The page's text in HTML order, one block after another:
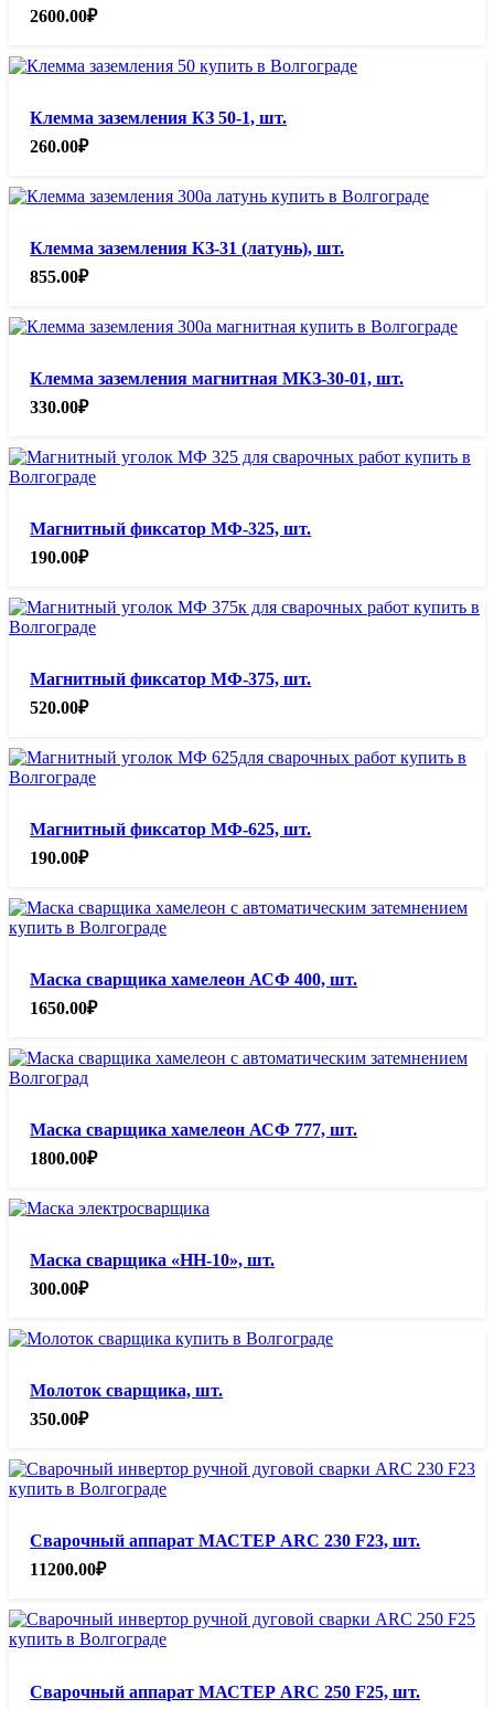
2600.00₽
Клемма заземления КЗ 50-1, шт.
260.00₽
Клемма заземления КЗ-31 (латунь), шт.
855.00₽
Клемма заземления магнитная МКЗ-30-01, шт.
330.00₽
Магнитный фиксатор МФ-325, шт.
190.00₽
Магнитный фиксатор МФ-375, шт.
520.00₽
Магнитный фиксатор МФ-625, шт.
190.00₽
Маска сварщика хамелеон АСФ 400, шт.
1650.00₽
Маска сварщика хамелеон АСФ 777, шт.
1800.00₽
Маска сварщика «НН-10», шт.
300.00₽
Молоток сварщика, шт.
350.00₽
Сварочный аппарат МАСТЕР ARC 230 F23, шт.
11200.00₽
Сварочный аппарат МАСТЕР ARC 250 F25, шт.